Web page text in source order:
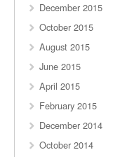
December 2015
October 2015
August 2015
June 2015
April 2015
February 2015
December 2014
October 2014